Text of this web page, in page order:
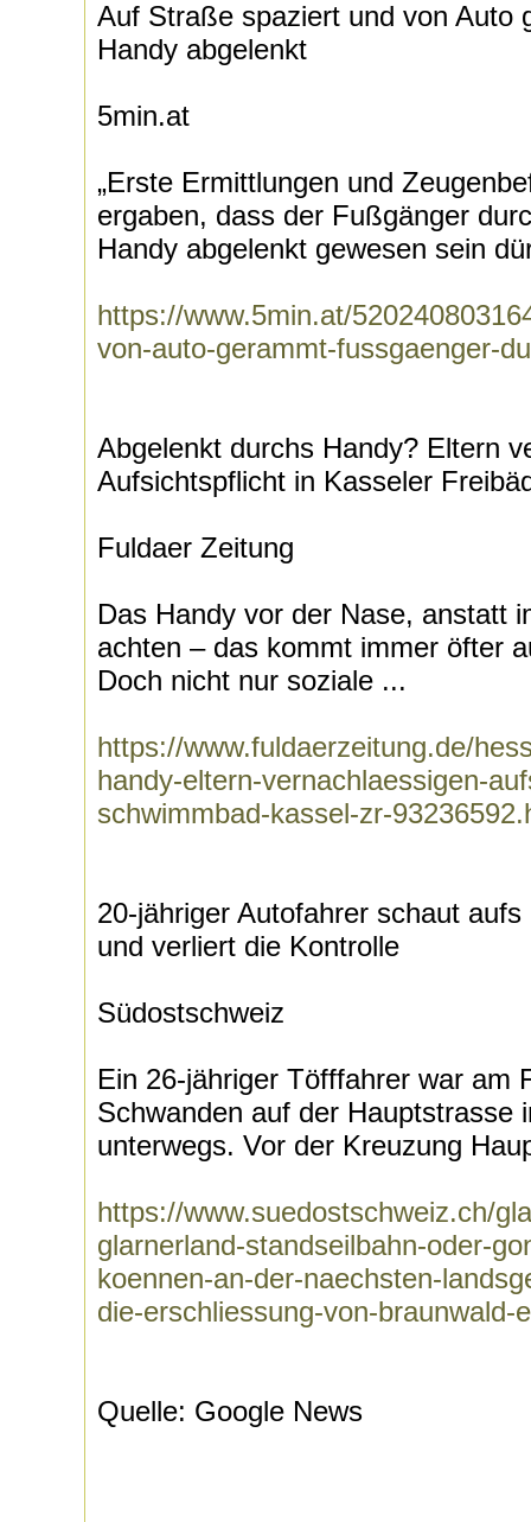
Auf Straße spaziert und von Auto
Handy abgelenkt
5min.at
„Erste Ermittlungen und
ergaben, dass der Fußgänger
Handy abgelenkt gewesen sein
https://www.5min.at/
von-auto-gerammt-fussgaenger-
Abgelenkt durchs Handy? Eltern
Aufsichtspflicht in Kasseler
Fuldaer Zeitung
Das Handy vor der Nase, anstatt
achten – das kommt immer öfter
Doch nicht nur soziale ...
https://www.fuldaerzeitung.de/
handy-eltern-vernachlaessigen-
schwimmbad-kassel-zr-
20-jähriger Autofahrer schaut
und verliert die Kontrolle
Südostschweiz
Ein 26-jähriger Töfffahrer war am
Schwanden auf der Hauptstrasse
unterwegs. Vor der Kreuzung
https://www.suedostschweiz.ch/
glarnerland-standseilbahn-oder-
koennen-an-der-naechsten-
die-erschliessung-von-braunwald-
Quelle: Google News